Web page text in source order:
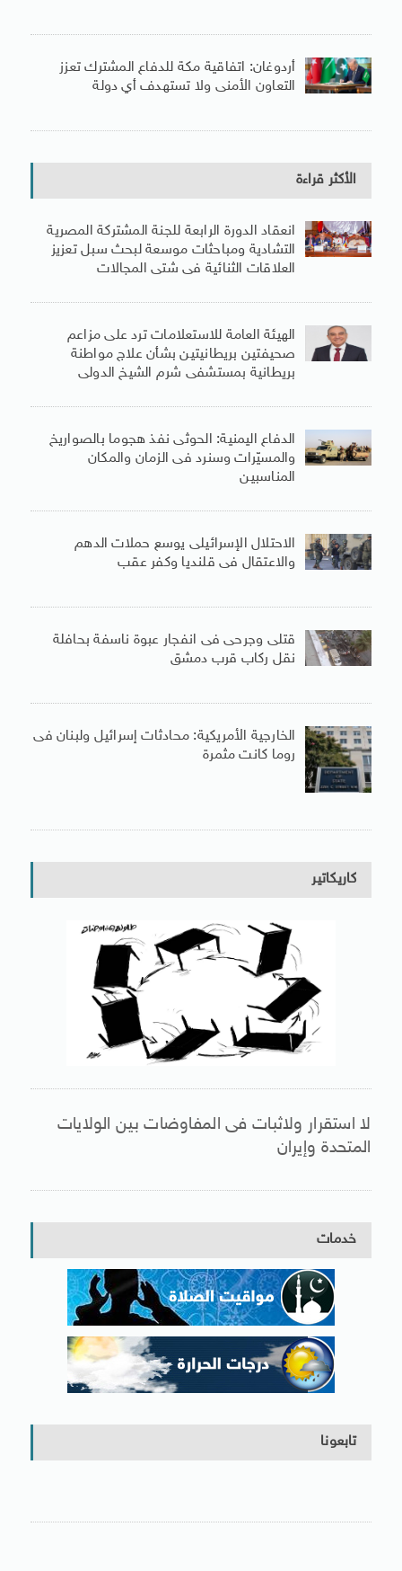
أردوغان: اتفاقية مكة للدفاع المشترك تعزز
التعاون الأمنى ولا تستهدف أي دولة
الأكثر قراءة
انعقاد الدورة الرابعة للجنة المشتركة المصرية
التشادية ومباحثات موسعة لبحث سبل تعزيز
العلاقات الثنائية فى شتى المجالات
الهيئة العامة للاستعلامات ترد على مزاعم
صحيفتين بريطانيتين بشأن علاج مواطنة
بريطانية بمستشفى شرم الشيخ الدولى
الدفاع اليمنية: الحوثى نفذ هجوما بالصواريخ
والمسيّرات وسنرد فى الزمان والمكان
المناسبين
الاحتلال الإسرائيلى يوسع حملات الدهم
والاعتقال فى قلنديا وكفر عقب
قتلى وجرحى فى انفجار عبوة ناسفة بحافلة
نقل ركاب قرب دمشق
الخارجية الأمريكية: محادثات إسرائيل ولبنان فى
روما كانت مثمرة
كاريكاتير
لا استقرار ولاثبات فى المفاوضات بين الولايات
المتحدة وإيران
خدمات
تابعونا